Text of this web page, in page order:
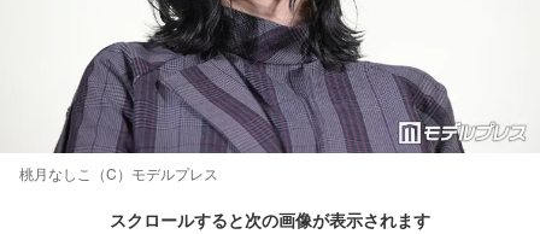
桃月なしこ（C）モデルプレス
スクロールすると次の画像が表示されます